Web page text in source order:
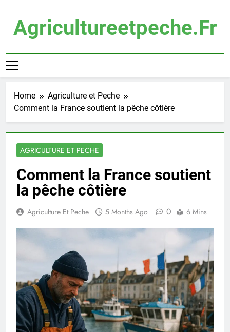
contentAgricultureetpeche.fr
Home
Agriculture et Peche
Comment la France soutient la pêche côtière
AGRICULTURE ET PECHE
Comment la France soutient
la pêche côtière
Agriculture Et Peche 5 Months Ago 0 6 Mins